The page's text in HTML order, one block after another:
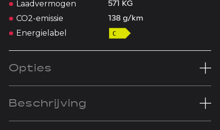
Laadvermogen 571 KG
CO2-emissie 138 g/km
Energielabel
Opties
Beschrijving